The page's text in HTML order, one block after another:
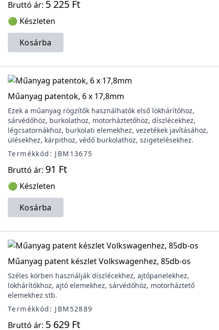
Bruttó ár: 5 225 Ft
🟢 Készleten
Kosárba
Műanyag patentok, 6 x 17,8mm
Ezek a műanyag rögzítők használhatók első lökhárítóhoz,
sárvédőhöz, burkolathoz, motorháztetőhöz, díszlécekhez,
légcsatornákhoz, burkolati elemekhez, vezetékek javításához,
ülésekhez, kárpithoz, védő burkolathoz, szigetelésekhez.
Termékkód: JBM13675
Bruttó ár: 91 Ft
🟢 Készleten
Kosárba
Műanyag patent készlet Volkswagenhez, 85db-os
Széles körben használják díszlécekhez, ajtópanelekhez,
lökhárítókhoz, ajtó elemekhez, sárvédőhöz, motorháztető
elemekhez stb.
Termékkód: JBM52889
Bruttó ár: 5 629 Ft